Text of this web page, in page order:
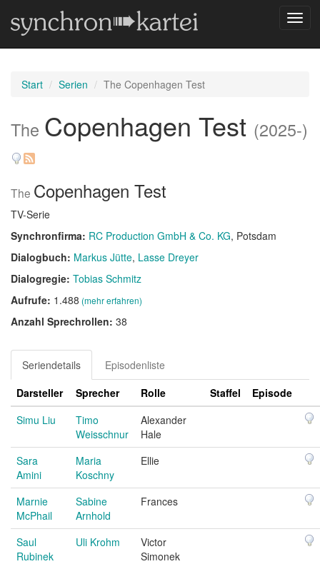
Start Serien The Copenhagen Test
The Copenhagen Test (2025-)
The Copenhagen Test
TV-Serie
Synchronfirma: RC Production GmbH & Co. KG, Potsdam
Dialogbuch: Markus Jütte Lasse Dreyer
Dialogregie: Tobias Schmitz
Aufrufe: 1.488 (mehr erfahren)
Anzahl Sprechrollen: 38
Seriendetails
Episodenliste
Darsteller
Sprecher Rolle Staffel
Episode
Simu Liu
Timo
Weisschnur
Alexander
Hale
Sara
Amini
Maria
Koschny
Ellie
Marnie
McPhail
Sabine
Arnhold
Frances
Saul
Rubinek
Uli Krohm
Victor
Simonek